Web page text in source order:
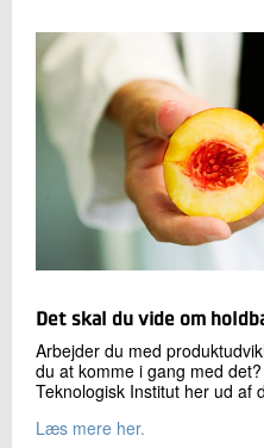
Det skal du vide om
Arbejder du med
du at komme i gang med
Teknologisk Institut her ud af
Læs mere her.